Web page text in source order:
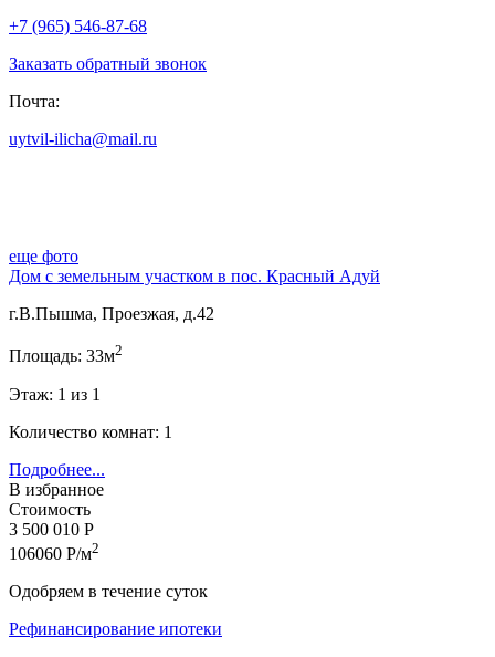
+7 (965) 546-87-68
Заказать обратный звонок
Почта:
uytvil-ilicha@mail.ru
еще фото
Дом с земельным участком в пос. Красный Адуй
г.В.Пышма, Проезжая, д.42
Площадь: 33м2
Этаж: 1 из 1
Количество комнат: 1
Подробнее...
В избранное
Стоимость
3 500 010 Р
106060 Р/м2
Одобряем в течение суток
Рефинансирование ипотеки